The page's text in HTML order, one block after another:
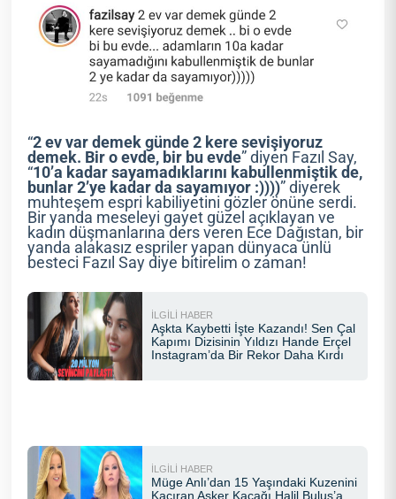
“2 ev var demek günde 2 kere sevişiyoruz
demek. Bir o evde, bir bu evde” diyen Fazıl Say,
“10’a kadar sayamadıklarını kabullenmiştik de,
bunlar 2’ye kadar da sayamıyor :))))” diyerek
muhteşem espri kabiliyetini gözler önüne serdi.
Bir yanda meseleyi gayet güzel açıklayan ve
kadın düşmanlarına ders veren Ece Dağıstan, bir
yanda alakasız espriler yapan dünyaca ünlü
besteci Fazıl Say diye bitirelim o zaman!